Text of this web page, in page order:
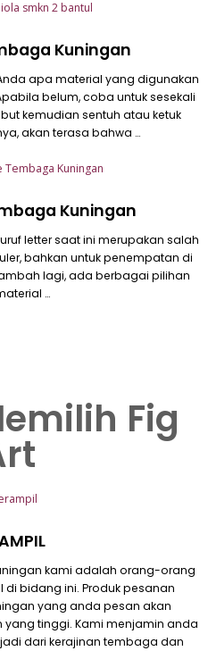
Kuningan
apa material yang digunakan
belum, coba untuk sesekali
kemudian sentuh atau ketuk
akan terasa bahwa …
Kuningan
letter saat ini merupakan salah
bahkan untuk penempatan di
lagi, ada berbagai pilihan
…
Fig
kami adalah orang-orang
bidang ini. Produk pesanan
yang anda pesan akan
tinggi. Kami menjamin anda
dari kerajinan tembaga dan